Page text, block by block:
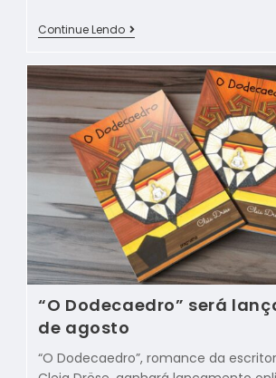
Continue Lendo
“O Dodecaedro” será
de agosto
“O Dodecaedro”, romance da